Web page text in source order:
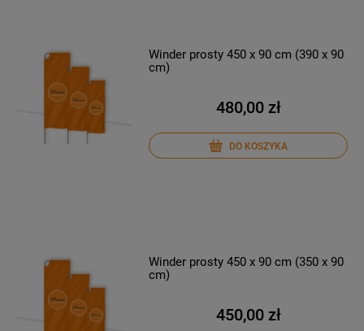
Winder prosty 450 x 90 cm (390 x 90
cm)
480,00 zł
DO KOSZYKA
Winder prosty 450 x 90 cm (350 x 90
cm)
450,00 zł